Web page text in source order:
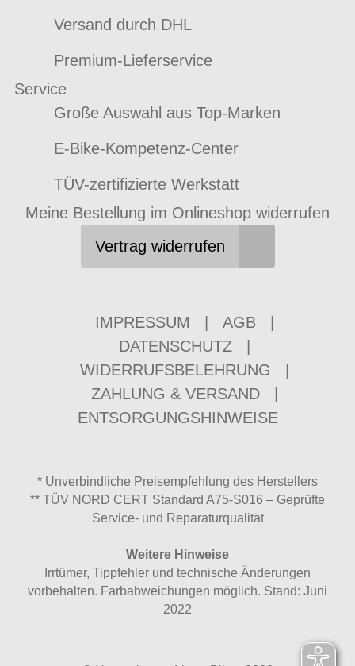
Versand durch DHL
Premium-Lieferservice
Service
Große Auswahl aus Top-Marken
E-Bike-Kompetenz-Center
TÜV-zertifizierte Werkstatt
Meine Bestellung im Onlineshop widerrufen
Vertrag widerrufen
IMPRESSUM AGB
DATENSCHUTZ
WIDERRUFSBELEHRUNG
ZAHLUNG & VERSAND
ENTSORGUNGSHINWEISE
* Unverbindliche Preisempfehlung des Herstellers
** TÜV NORD CERT Standard A75-S016 – Geprüfte
Service- und Reparaturqualität
Weitere Hinweise
Irrtümer, Tippfehler und technische Änderungen
vorbehalten. Farbabweichungen möglich. Stand: Juni
2022